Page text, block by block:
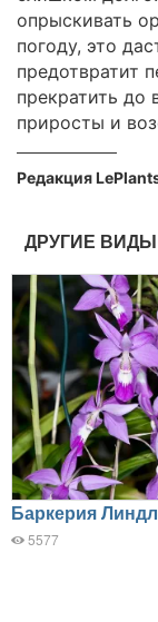
опрыскивать
погоду, это
предотвратит
прекратить до
приросты и
Редакция
ДРУГИЕ
Баркерия
5577